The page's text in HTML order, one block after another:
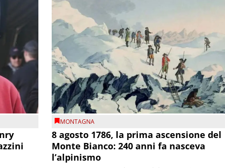
MONTAGNA
8 agosto 1786, la prima ascensione del
Monte Bianco: 240 anni fa nasceva
l’alpinismo